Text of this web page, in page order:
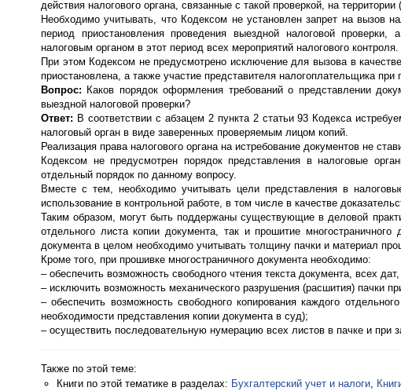
действия налогового органа, связанные с такой проверкой, на
Необходимо учитывать, что Кодексом не установлен запрет на вызов
период приостановления проведения выездной налоговой
налоговым органом в этот период всех мероприятий налогового контроля.
При этом Кодексом не предусмотрено исключение для вызова в
приостановлена, а также участие представителя налогоплательщика при
Вопрос: Каков порядок оформления требований о представлении
выездной налоговой проверки?
Ответ: В соответствии с абзацем 2 пункта 2 статьи 93 Кодекса
налоговый орган в виде заверенных проверяемым лицом копий.
Реализация права налогового органа на истребование документов не
Кодексом не предусмотрен порядок представления в налоговые
отдельный порядок по данному вопросу.
Вместе с тем, необходимо учитывать цели представления в
использование в контрольной работе, в том числе в качестве
Таким образом, могут быть поддержаны существующие в деловой
отдельного листа копии документа, так и прошитие
документа в целом необходимо учитывать толщину пачки и материал
Кроме того, при прошивке многостраничного документа необходимо:
– обеспечить возможность свободного чтения текста документа, всех
– исключить возможность механического разрушения (расшития) пачки
– обеспечить возможность свободного копирования каждого
необходимости представления копии документа в суд);
– осуществить последовательную нумерацию всех листов в пачке и при
Также по этой теме:
Книги по этой тематике в разделах: Бухгалтерский учет и налоги